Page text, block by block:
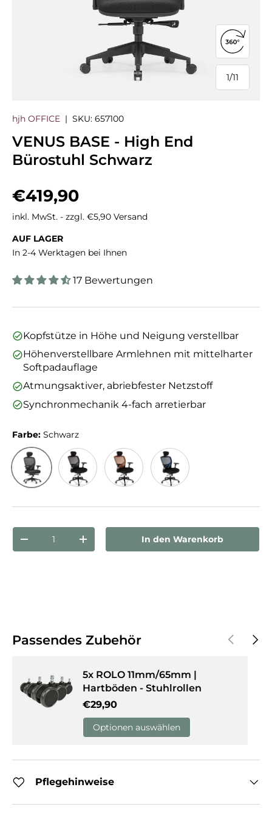
1/
von
11
360°-
hjh OFFICE | SKU: 657100
VENUS BASE - High End
Bürostuhl Schwarz
Normaler Preis
€419,90
inkl. MwSt. - zzgl. €5,90 Versand
AUF LAGER
In 2-4 Werktagen bei Ihnen
17 Bewertungen
Kopfstütze in Höhe und Neigung verstellbar
Höhenverstellbare Armlehnen mit mittelharter
Softpadauflage
Atmungsaktiver, abriebfester Netzstoff
Synchronmechanik 4-fach arretierbar
Farbe: Schwarz
Menge verringernMenge erhöhenIn den Warenkorb
Passendes Zubehör Vorherige
5x ROLO 11mm/65mm |
Hartböden - Stuhlrollen
Normaler Preis
€29,90
Optionen auswählen
Pflegehinweise